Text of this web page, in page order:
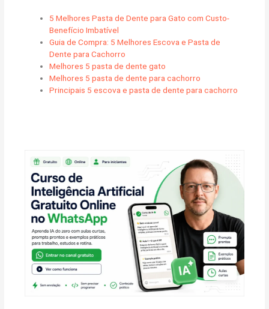
5 Melhores Pasta de Dente para Gato com Custo-
Benefício Imbatível
Guia de Compra: 5 Melhores Escova e Pasta de
Dente para Cachorro
Melhores 5 pasta de dente gato
Melhores 5 pasta de dente para cachorro
Principais 5 escova e pasta de dente para cachorro